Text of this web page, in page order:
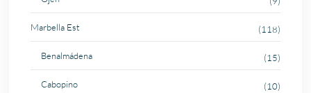
Marbella Est (118)
Benalmádena (15)
Cabopino (10)